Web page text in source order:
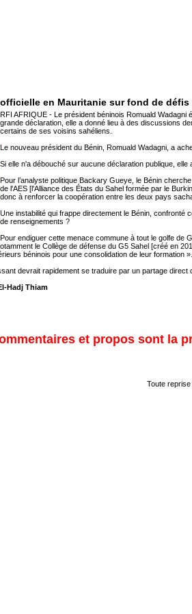
en Mauritanie sur fond de
RFI AFRIQUE - Le président béninois Romuald
grande déclaration, elle a donné lieu à des discussions
certains de ses voisins sahéliens.
Le nouveau président du Bénin, Romuald Wadagni, a
Si elle n'a débouché sur aucune déclaration publique,
Pour l’analyste politique Backary Gueye, le Bénin
de l'AES [l'Alliance des États du Sahel formée par le
donc à renforcer la coopération entre les deux pays
Une instabilité qui frappe directement le Bénin,
de renseignements ?
Pour endiguer cette menace commune à tout le golfe de
le Collège de défense du G5 Sahel [créé en
béninois pour une consolidation de leur formation ».
devrait rapidement se traduire par un partage direct
Hadj Thiam
et propos sont la
Toute